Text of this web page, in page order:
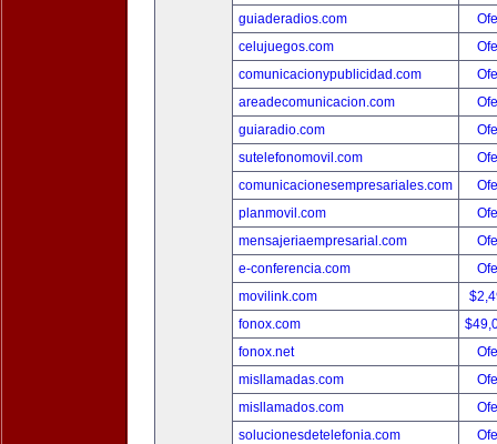
guiaderadios.com
celujuegos.com
comunicacionypublicidad.com
areadecomunicacion.com
guiaradio.com
sutelefonomovil.com
comunicacionesempresariales.com
planmovil.com
mensajeriaempresarial.com
e-conferencia.com
movilink.com
fonox.com
fonox.net
misllamadas.com
misllamados.com
solucionesdetelefonia.com